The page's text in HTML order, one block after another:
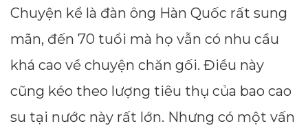
Chuyện kể là đàn ông Hàn Quốc rất sung
mãn, đến 70 tuổi mà họ vẫn có nhu cầu
khá cao về chuyện chăn gối. Điều này
cũng kéo theo lượng tiêu thụ của bao cao
su tại nước này rất lớn. Nhưng có một vấn